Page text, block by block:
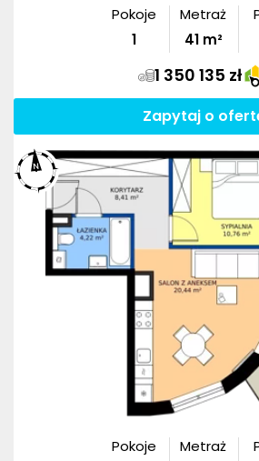
Pokoje
1
Metraż
41m²
1 350 135 zł
Zapytaj o
Pokoje
Metraż